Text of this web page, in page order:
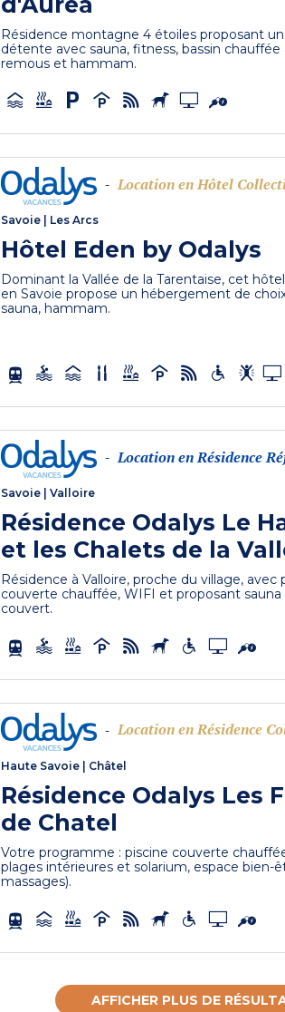
Résidence montagne 4 étoiles proposant
détente avec sauna, fitness, bassin chauffée
remous et hammam.
- Location en Hôtel
Savoie Les Arcs
Hôtel Eden by Odalys
Dominant la Vallée de la Tarentaise, cet
en Savoie propose un hébergement de
sauna, hammam.
- Location en Résidence
Savoie |Valloire
Résidence Odalys Le
et les Chalets de la
Résidence à Valloire, proche du village, avec
couverte chauffée, WIFI et proposant
couvert.
- Location en Résidence
Haute Savoie Châtel
Résidence Odalys Les
de Chatel
Votre programme : piscine couverte
plages intérieures et solarium, espace bien-
massages).
AFFICHER PLUS DE